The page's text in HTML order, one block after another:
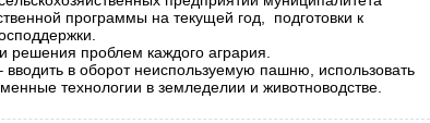
программы на текущей год, подготовки к
решения проблем каждого агрария.
в оборот неиспользуемую пашню, использовать
технологии в земледелии и животноводстве.